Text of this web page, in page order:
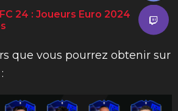
24 : Joueurs Euro 2024
que vous pourrez obtenir sur